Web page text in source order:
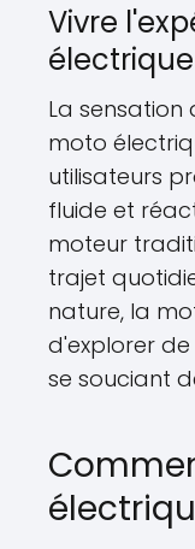
Vivre
électrique
La sensation
moto
utilisateurs
fluide et
moteur
trajet
nature, la
d'explorer
se souciant